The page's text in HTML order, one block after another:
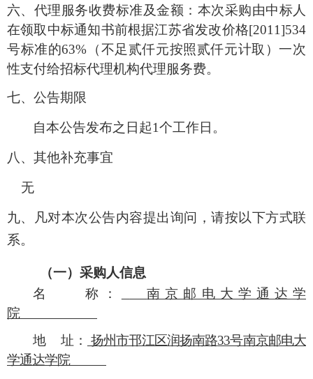
六、代理服务收费标准及金额：本次采购由中标人
在领取中标通知书前根据江苏省发改价格[2011]534
号标准的63%（不足贰仟元按照贰仟元计取）一次
性支付给招标代理机构代理服务费。
七、公告期限
自本公告发布之日起1个工作日。
八、 其他补充事宜
无
九、凡对本次公告内容提出询问，请按以下方式联
系。
（一）采购人信息
名
称：
南京邮电大学通达学
院
地
址： 扬州市邗江区润扬南路33号南京邮电大
学通达学院